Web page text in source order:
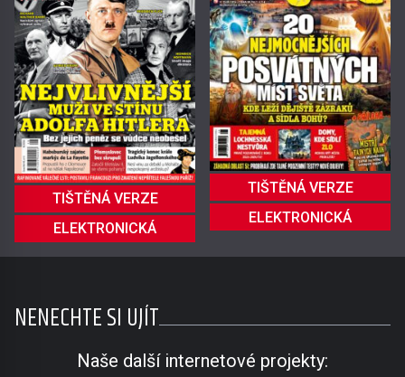
TIŠTĚNÁ VERZE
ELEKTRONICKÁ
TIŠTĚNÁ VERZE
ELEKTRONICKÁ
NENECHTE SI UJÍT
Naše další internetové projekty: